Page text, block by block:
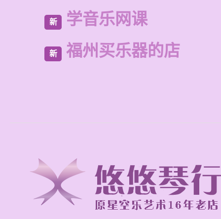
新 学音乐网课
新 福州买乐器的店